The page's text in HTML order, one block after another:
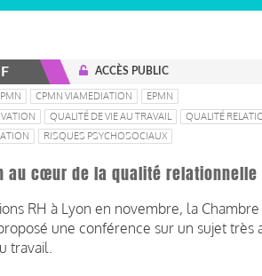
ACCÈS PUBLIC
CPMN VIAMEDIATION
EPMN
QUALITÉ DE VIE AU TRAVAIL
QUALITÉ
RISQUES PSYCHOSOCIAUX
au cœur de la qualité
RH à Lyon en novembre, la
une conférence sur un sujet très
travail.